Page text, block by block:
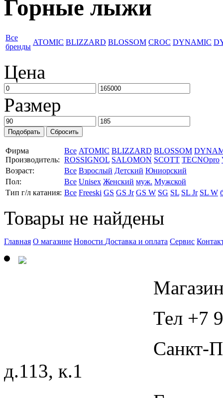
Горные лыжи
Все
бренды
ATOMIC BLIZZARD BLOSSOM CROC DYNAMIC
Цена
Размер
Фирма
Производитель:
Все ATOMIC BLIZZARD BLOSSOM
ROSSIGNOL SALOMON SCOTT TECNOpro
Возраст:
Все Взрослый Детский Юниорский
Пол:
Все Unisex Женский муж. Мужской
Тип г/л катания: Все Freeski GS GS Jr GS W SG SL SL Jr SL W
Товары не найдены
Главная О магазине Новости Доставка и оплата Сервис
Тел +7
Санкт-
д.113, к.1